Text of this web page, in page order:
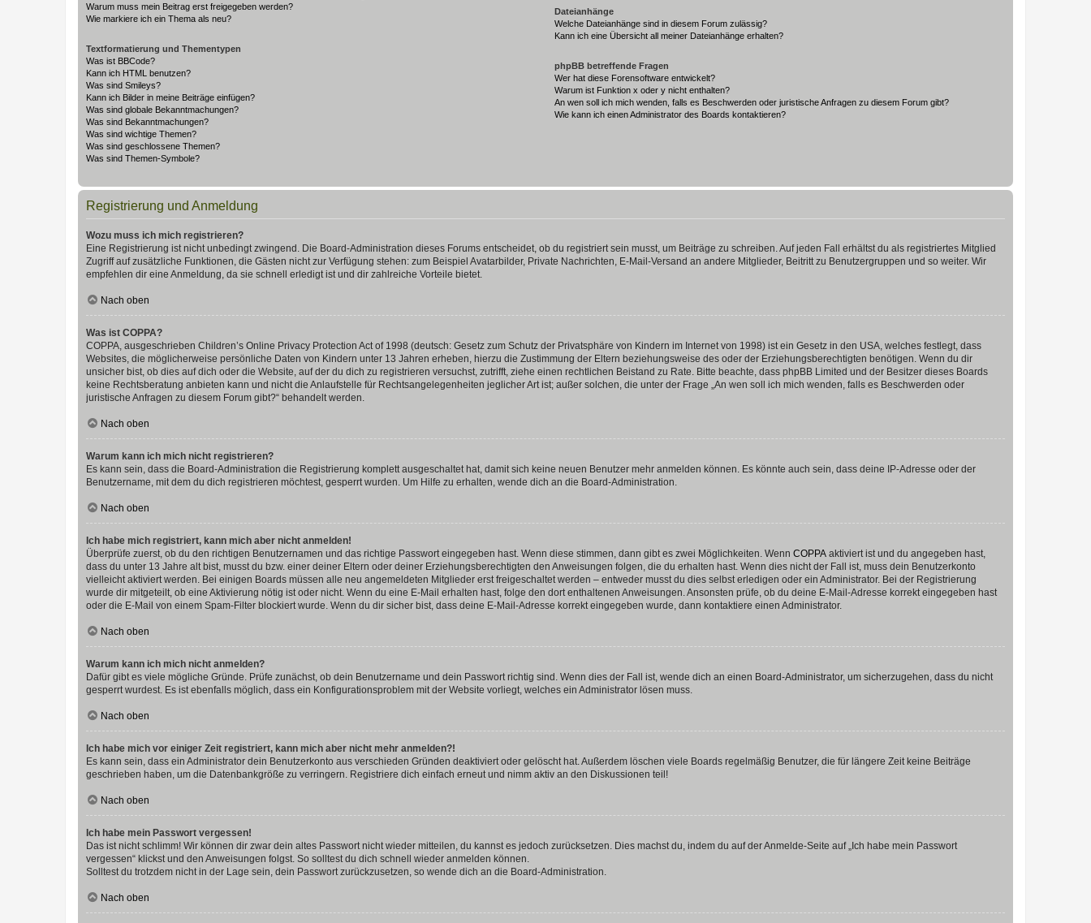
Warum muss mein Beitrag erst freigegeben werden?
Wie markiere ich ein Thema als neu?
Textformatierung und Thementypen
Was ist BBCode?
Kann ich HTML benutzen?
Was sind Smileys?
Kann ich Bilder in meine Beiträge einfügen?
Was sind globale Bekanntmachungen?
Was sind Bekanntmachungen?
Was sind wichtige Themen?
Was sind geschlossene Themen?
Was sind Themen-Symbole?
Dateianhänge
Welche Dateianhänge sind in diesem Forum zulässig?
Kann ich eine Übersicht all meiner Dateianhänge erhalten?
phpBB betreffende Fragen
Wer hat diese Forensoftware entwickelt?
Warum ist Funktion x oder y nicht enthalten?
An wen soll ich mich wenden, falls es Beschwerden oder juristische Anfragen zu diesem Forum gibt?
Wie kann ich einen Administrator des Boards kontaktieren?
Registrierung und Anmeldung
Wozu muss ich mich registrieren?
Eine Registrierung ist nicht unbedingt zwingend. Die Board-Administration dieses Forums entscheidet, ob du registriert sein musst, um Beiträge zu schreiben. Auf jeden Fall erhältst du als registriertes Mitglied
Zugriff auf zusätzliche Funktionen, die Gästen nicht zur Verfügung stehen: zum Beispiel Avatarbilder, Private Nachrichten, E-Mail-Versand an andere Mitglieder, Beitritt zu Benutzergruppen und so weiter. Wir
empfehlen dir eine Anmeldung, da sie schnell erledigt ist und dir zahlreiche Vorteile bietet.
Nach oben
Was ist COPPA?
COPPA, ausgeschrieben Children’s Online Privacy Protection Act of 1998 (deutsch: Gesetz zum Schutz der Privatsphäre von Kindern im Internet von 1998) ist ein Gesetz in den USA, welches festlegt, dass
Websites, die möglicherweise persönliche Daten von Kindern unter 13 Jahren erheben, hierzu die Zustimmung der Eltern beziehungsweise des oder der Erziehungsberechtigten benötigen. Wenn du dir
unsicher bist, ob dies auf dich oder die Website, auf der du dich zu registrieren versuchst, zutrifft, ziehe einen rechtlichen Beistand zu Rate. Bitte beachte, dass phpBB Limited und der Besitzer dieses Boards
keine Rechtsberatung anbieten kann und nicht die Anlaufstelle für Rechtsangelegenheiten jeglicher Art ist; außer solchen, die unter der Frage „An wen soll ich mich wenden, falls es Beschwerden oder
juristische Anfragen zu diesem Forum gibt?“ behandelt werden.
Nach oben
Warum kann ich mich nicht registrieren?
Es kann sein, dass die Board-Administration die Registrierung komplett ausgeschaltet hat, damit sich keine neuen Benutzer mehr anmelden können. Es könnte auch sein, dass deine IP-Adresse oder der
Benutzername, mit dem du dich registrieren möchtest, gesperrt wurden. Um Hilfe zu erhalten, wende dich an die Board-Administration.
Nach oben
Ich habe mich registriert, kann mich aber nicht anmelden!
Überprüfe zuerst, ob du den richtigen Benutzernamen und das richtige Passwort eingegeben hast. Wenn diese stimmen, dann gibt es zwei Möglichkeiten. Wenn COPPA aktiviert ist und du angegeben hast,
dass du unter 13 Jahre alt bist, musst du bzw. einer deiner Eltern oder deiner Erziehungsberechtigten den Anweisungen folgen, die du erhalten hast. Wenn dies nicht der Fall ist, muss dein Benutzerkonto
vielleicht aktiviert werden. Bei einigen Boards müssen alle neu angemeldeten Mitglieder erst freigeschaltet werden – entweder musst du dies selbst erledigen oder ein Administrator. Bei der Registrierung
wurde dir mitgeteilt, ob eine Aktivierung nötig ist oder nicht. Wenn du eine E-Mail erhalten hast, folge den dort enthaltenen Anweisungen. Ansonsten prüfe, ob du deine E-Mail-Adresse korrekt eingegeben hast
oder die E-Mail von einem Spam-Filter blockiert wurde. Wenn du dir sicher bist, dass deine E-Mail-Adresse korrekt eingegeben wurde, dann kontaktiere einen Administrator.
Nach oben
Warum kann ich mich nicht anmelden?
Dafür gibt es viele mögliche Gründe. Prüfe zunächst, ob dein Benutzername und dein Passwort richtig sind. Wenn dies der Fall ist, wende dich an einen Board-Administrator, um sicherzugehen, dass du nicht
gesperrt wurdest. Es ist ebenfalls möglich, dass ein Konfigurationsproblem mit der Website vorliegt, welches ein Administrator lösen muss.
Nach oben
Ich habe mich vor einiger Zeit registriert, kann mich aber nicht mehr anmelden?!
Es kann sein, dass ein Administrator dein Benutzerkonto aus verschieden Gründen deaktiviert oder gelöscht hat. Außerdem löschen viele Boards regelmäßig Benutzer, die für längere Zeit keine Beiträge
geschrieben haben, um die Datenbankgröße zu verringern. Registriere dich einfach erneut und nimm aktiv an den Diskussionen teil!
Nach oben
Ich habe mein Passwort vergessen!
Das ist nicht schlimm! Wir können dir zwar dein altes Passwort nicht wieder mitteilen, du kannst es jedoch zurücksetzen. Dies machst du, indem du auf der Anmelde-Seite auf „Ich habe mein Passwort
vergessen“ klickst und den Anweisungen folgst. So solltest du dich schnell wieder anmelden können.
Solltest du trotzdem nicht in der Lage sein, dein Passwort zurückzusetzen, so wende dich an die Board-Administration.
Nach oben